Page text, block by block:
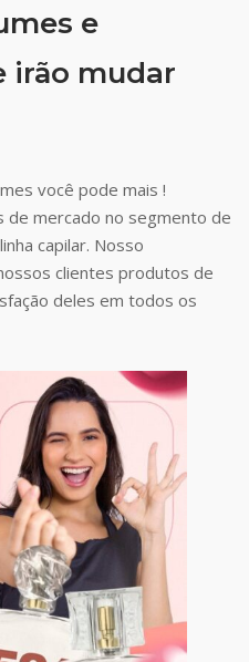
e
irão mudar
você pode mais !
de mercado no segmento de
capilar. Nosso
clientes produtos de
deles em todos os